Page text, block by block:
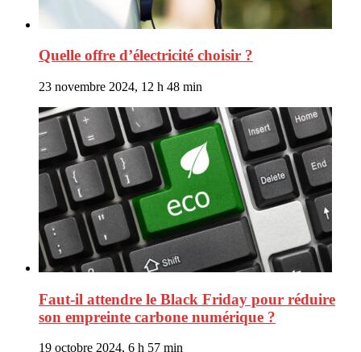
Quelle offre d’électricité choisir ?
23 novembre 2024, 12 h 48 min
Faut-il attendre le Black Friday pour réduire
son empreinte carbone numérique ?
19 octobre 2024, 6 h 57 min